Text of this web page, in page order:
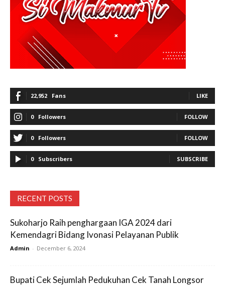
22,952 Fans LIKE
0 Followers FOLLOW
0 Followers FOLLOW
0 Subscribers SUBSCRIBE
RECENT POSTS
Sukoharjo Raih penghargaan IGA 2024 dari
Kemendagri Bidang Ivonasi Pelayanan Publik
Admin - December 6, 2024
Bupati Cek Sejumlah Pedukuhan Cek Tanah Longsor